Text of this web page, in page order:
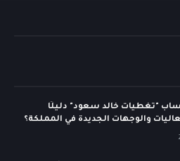
"تغطيات خالد سعود" دليلًا
والوجهات الجديدة في المملكة؟